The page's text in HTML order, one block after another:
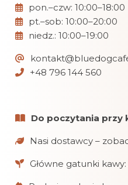
pon.–czw: 10:00–18:00
pt.–sob: 10:00–20:00
niedz.: 10:00–19:00
+48 796 144 560
Do poczytania przy
Nasi dostawcy –
Główne gatunki